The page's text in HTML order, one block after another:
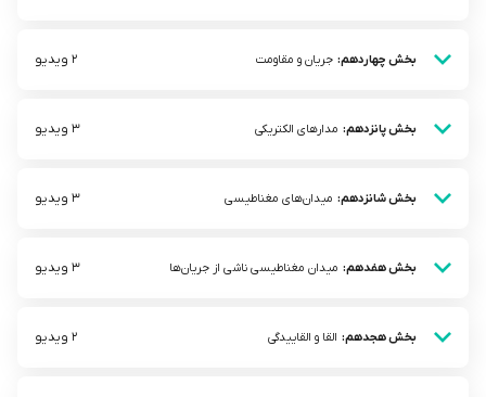
بخش چهاردهم: جریان و مقاومت 2 ویدیو
بخش پانزدهم: مدار‌های الکتریکی 3 ویدیو
بخش شانزدهم: میدان‌های مغناطیسی 3 ویدیو
بخش هفدهم: میدان مغناطیسی ناشی از جریان‌ها 3 ویدیو
بخش هجدهم: القا و القاییدگی 2 ویدیو